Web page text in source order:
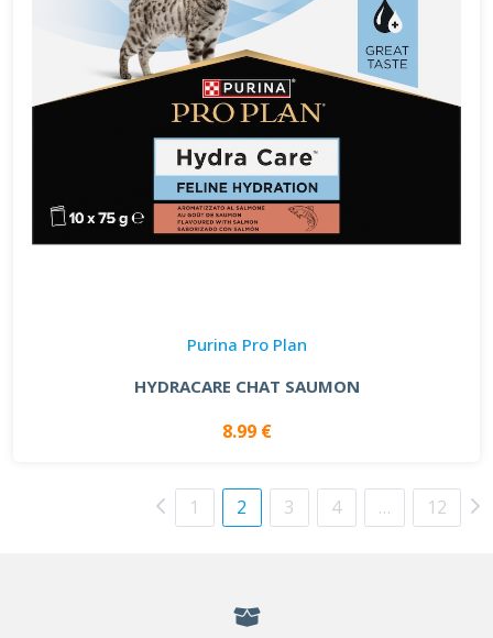
Purina Pro Plan
HYDRACARE CHAT SAUMON
8.99 €
1 2 3 4 … 12